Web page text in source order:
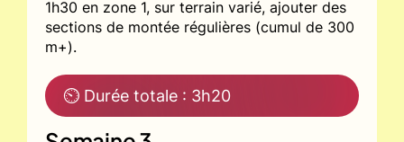
1h30 en zone 1, sur terrain varié, ajouter des
sections de montée régulières (cumul de 300
m+).
⏲ Durée totale : 3h20